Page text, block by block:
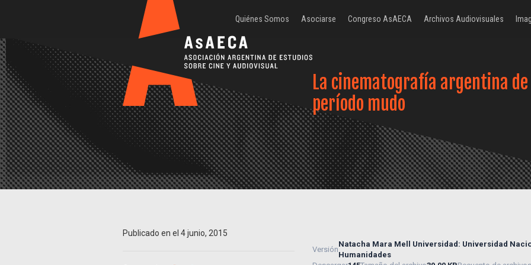
Quiénes Somos Asociarse Congreso AsAECA Archivos Audiovisuales
La cinematografía argentina
período mudo
Publicado en el 4 junio, 2015
Versión
Natacha Mara Mell Universidad: Universidad
Humanidades